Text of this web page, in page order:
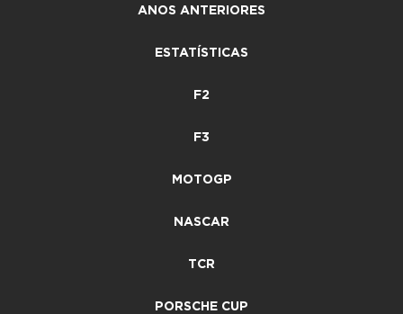
ANOS ANTERIORES
ESTATÍSTICAS
F2
F3
MOTOGP
NASCAR
TCR
PORSCHE CUP